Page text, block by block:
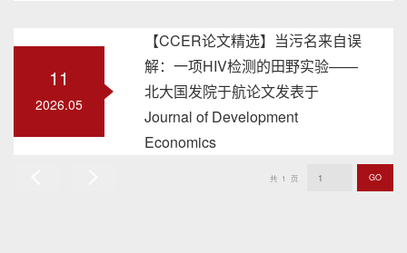
11
2026.05
【CCER论文精选】当污名来自误
解：一项HIV检测的田野实验——
北大国发院于航论文发表于
Journal of Development
Economics
共 1 页 GO